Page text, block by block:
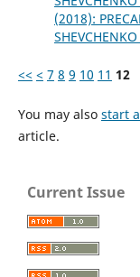
(2018):
<< < 7 8 9 10 11 12
You may also start
article.
Current Issue